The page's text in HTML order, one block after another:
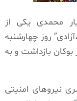
محمدی یکی از
روز چهارشنبه
بوکان بازداشت و به
نیروهای امنیتی